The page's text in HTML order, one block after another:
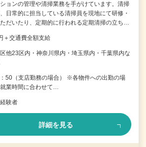
ョンの管理や清掃業務を手がけています。清掃
日常的に担当している清掃員を現地にて研修・
だいたり、定期的に行われる定期清掃の立ち…
＋交通費全額支給
他23区内・神奈川県内・埼玉県内・千葉県内な
50（支店勤務の場合） ※各物件への出勤の場
業時間に合わせて…
験者
詳細を見る